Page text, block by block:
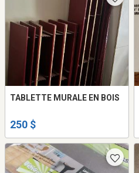
TABLETTE MURALE EN BOIS
250 $